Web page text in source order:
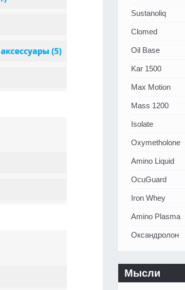
Sustanoliq
Clomed
Oil Base
Kar 1500
Max Motion
Mass 1200
Isolate
Oxymetholone
Amino Liquid
OcuGuard
Iron Whey
Amino Plasma
Оксандролон
Мысли